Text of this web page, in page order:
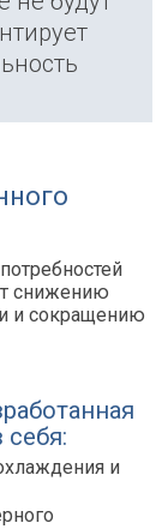
снижению
и сокращению
и